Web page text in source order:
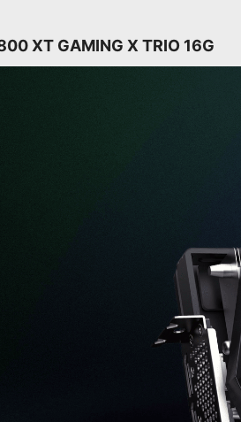
XT GAMING X TRIO 16G